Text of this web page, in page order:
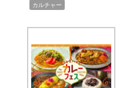
カルチャー